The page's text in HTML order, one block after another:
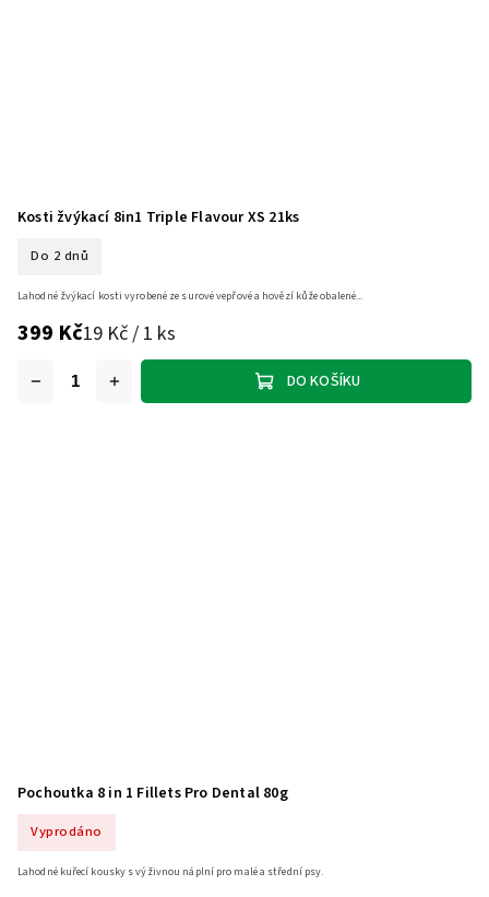
Kosti žvýkací 8in1 Triple Flavour XS 21ks
Do 2 dnů
399 Kč19 Kč / 1 ks
DO KOŠÍKU
Lahodné žvýkací kosti vyrobené ze surové vepřové a hovězí kůže obalené...
Pochoutka 8 in 1 Fillets Pro Dental 80g
Vyprodáno
Lahodné kuřecí kousky s výživnou náplní pro malé a střední psy.